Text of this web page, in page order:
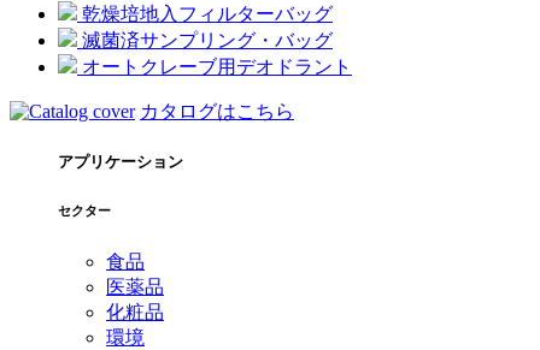
乾燥培地入フィルターバッグ
滅菌済サンプリング・バッグ
オートクレーブ用デオドラント
カタログはこちら
アプリケーション
セクター
食品
医薬品
化粧品
環境